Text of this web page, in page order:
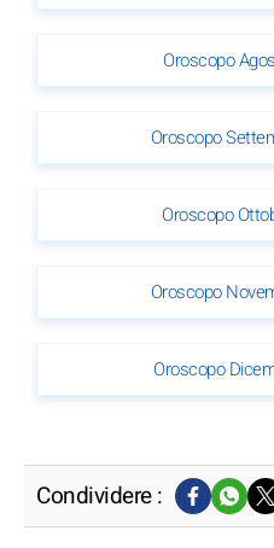
Oroscopo
Oroscopo
Oroscopo
Oroscopo
Oroscopo
Condividere :